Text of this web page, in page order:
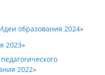
образования 2024»
2023»
2022»